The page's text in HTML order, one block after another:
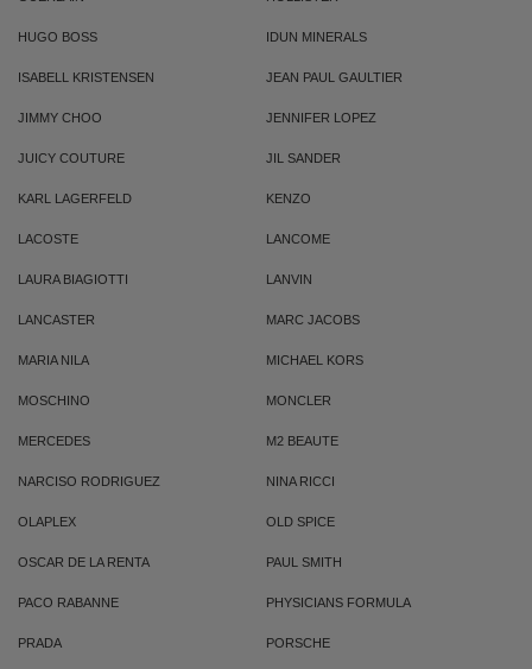
HUGO BOSS IDUN MINERALS
ISABELL KRISTENSEN JEAN PAUL GAULTIER
JIMMY CHOO JENNIFER LOPEZ
JUICY COUTURE JIL SANDER
KARL LAGERFELD KENZO
LACOSTE LANCOME
LAURA BIAGIOTTI LANVIN
LANCASTER MARC JACOBS
MARIA NILA MICHAEL KORS
MOSCHINO MONCLER
MERCEDES M2 BEAUTE
NARCISO RODRIGUEZ NINA RICCI
OLAPLEX OLD SPICE
OSCAR DE LA RENTA PAUL SMITH
PACO RABANNE PHYSICIANS FORMULA
PRADA PORSCHE